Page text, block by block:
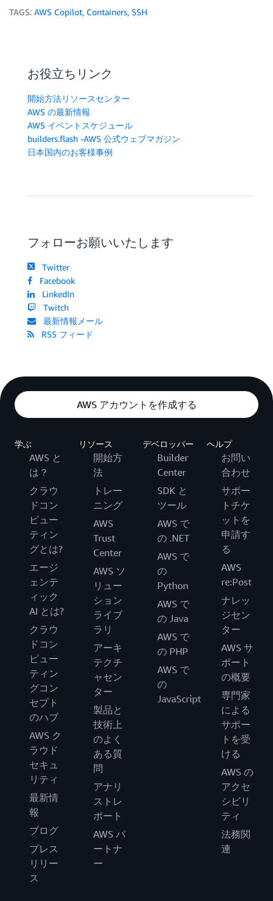
TAGS: AWS Copilot, Containers, SSH
お役立ちリンク
開始方法リソースセンター
AWS の最新情報
AWS イベントスケジュール
builders.flash -AWS 公式ウェブマガジン
日本国内のお客様事例
フォローお願いいたします
Twitter
Facebook
LinkedIn
Twitch
最新情報メール
RSS フィード
AWS アカウントを作成する
学ぶ
AWS と
は？
クラウ
ドコン
ピュー
ティン
グとは?
エージ
ェンテ
ィック
AI とは?
クラウ
ドコン
ピュー
ティン
グコン
セプト
のハブ
AWS ク
ラウド
セキュ
リティ
最新情
報
ブログ
プレス
リリー
ス
リソース
開始方
法
トレー
ニング
AWS
Trust
Center
AWS ソ
リュー
ション
ライブ
ラリ
アーキ
テクチ
ャセン
ター
製品と
技術上
のよく
ある質
問
アナリ
ストレ
ポート
AWS パ
ートナ
ー
デベロッパー
Builder
Center
SDK と
ツール
AWS で
の .NET
AWS で
の
Python
AWS で
の Java
AWS で
の PHP
AWS で
の
JavaScript
ヘルプ
お問い
合わせ
サポー
トチケ
ットを
申請す
る
AWS
re:Post
ナレッ
ジセン
ター
AWS サ
ポート
の概要
専門家
による
サポー
トを受
ける
AWS の
アクセ
シビリ
ティ
法務関
連